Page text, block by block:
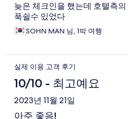
늦은 체크인을 했는데 호텔측
푹쉴수 있었다
SOHN MAN 님, 1박 여행
실제 이용 고객 후기
10/10 - 최고예요
2023년 11월 21일
아주 좋음!